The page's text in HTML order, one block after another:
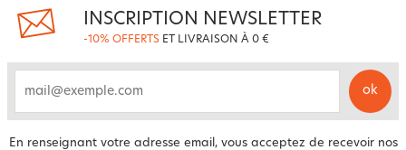
INSCRIPTION NEWSLETTER
-10% OFFERTS ET LIVRAISON À 0 €
ok
En renseignant votre adresse email, vous acceptez de recevoir nos